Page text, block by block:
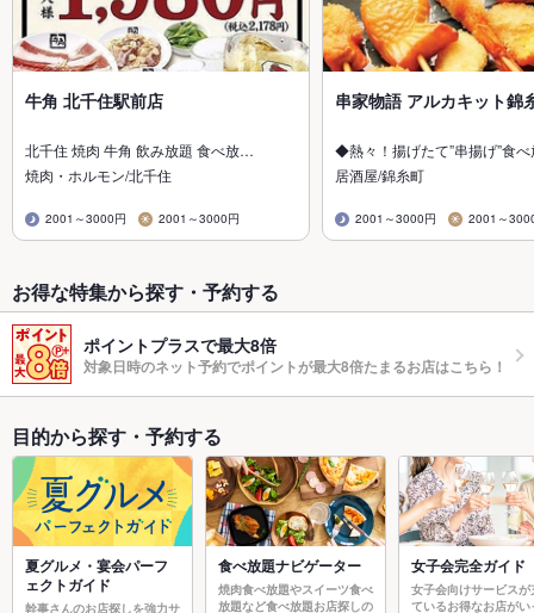
牛角 北千住駅前店
北千住 焼肉 牛角 飲み放題 食べ放…
焼肉・ホルモン/北千住
2001～3000円 2001～3000円
串家物語 アルカキット錦
◆熱々！揚げたて”串揚げ”食
居酒屋/錦糸町
2001～3000円 2001～
お得な特集から探す・予約する
ポイントプラスで最大8倍
対象日時のネット予約でポイントが最大8倍たまるお店はこちら！
目的から探す・予約する
夏グルメ・宴会パーフ
ェクトガイド
幹事さんのお店探しを強力サ
食べ放題ナビゲーター
焼肉食べ放題やスイーツ食べ
放題など食べ放題お店探しの
女子会完全ガイド
女子会向けサービスが
ているお得なお店がい